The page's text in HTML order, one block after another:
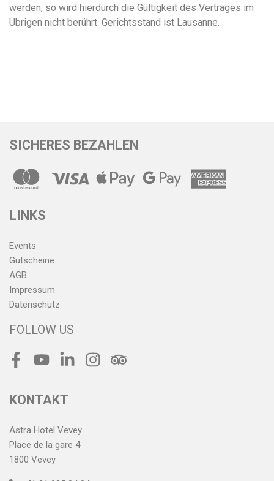
werden, so wird hierdurch die Gültigkeit des Vertrages im
Übrigen nicht berührt. Gerichtsstand ist Lausanne.
SICHERES BEZAHLEN
LINKS
Events
Gutscheine
AGB
Impressum
Datenschutz
FOLLOW US
FacebookYoutubeLinkedInInstagramTripadvisor
KONTAKT
Astra Hotel Vevey
Place de la gare 4
1800 Vevey